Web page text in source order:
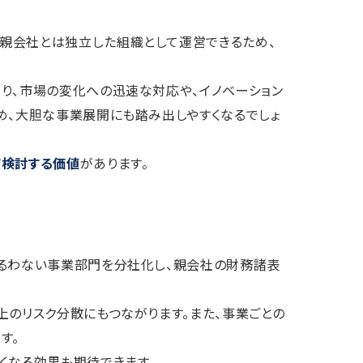
会社とは独立した組織として運営できるため、
市場の変化への迅速な対応や、イノベーション
大胆な事業展開にも踏み出しやすくなるでしょ
討する価値があります。
わない事業部門を分社化し、親会社の財務諸表
リスク分散にもつながります。また、事業ごとの
。